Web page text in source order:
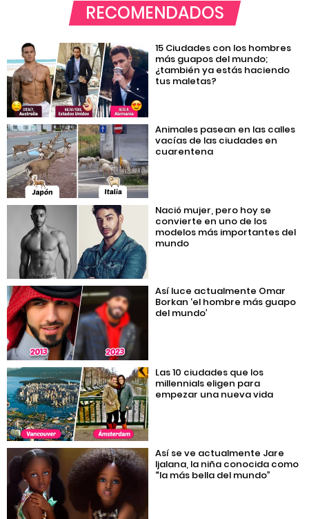
RECOMENDADOS
15 Ciudades con los hombres
más guapos del mundo;
¿también ya estás haciendo
tus maletas?
Animales pasean en las calles
vacías de las ciudades en
cuarentena
Nació mujer, pero hoy se
convierte en uno de los
modelos más importantes del
mundo
Así luce actualmente Omar
Borkan ‘el hombre más guapo
del mundo’
Las 10 ciudades que los
millennials eligen para
empezar una nueva vida
Así se ve actualmente Jare
ljalana, la niña conocida como
“la más bella del mundo”